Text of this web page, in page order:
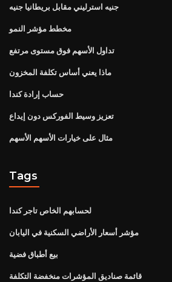
جنيه استرليني مقابل بريطانيا جنيه
مخطط مؤشر النمو
تداول الأسهم فوق مستوى مرتفع
ماذا يعني أساس تكلفة المخزون
حساب إرادة كندا
تعزيز وسيط الفوركس دون إيداع
مثال على خيارات الأسهم الأسهم
Tags
لحسابهم الخاص تاجر كندا
مؤشر أسعار الأراضي السكنية في اليابان
بيع أطباق فضية
قائمة صناديق المؤشرات منخفضة التكلفة